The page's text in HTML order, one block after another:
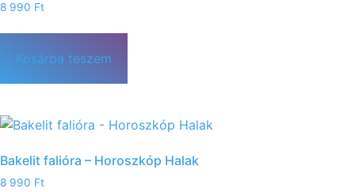
8 990 Ft
Kosárba teszem
Bakelit falióra – Horoszkóp Halak
8 990 Ft